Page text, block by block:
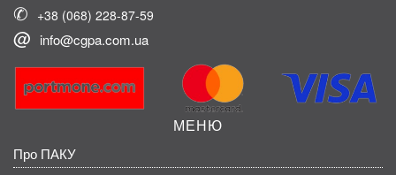
+38 (068) 228-87-59
info@cgpa.com.ua
МЕНЮ
Про ПАКУ